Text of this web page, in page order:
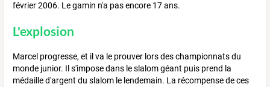
février 2006. Le gamin n'a pas encore 17 ans.
L'explosion
Marcel progresse, et il va le prouver lors des championnats du
monde junior. Il s'impose dans le slalom géant puis prend la
médaille d'argent du slalom le lendemain. La récompense de ces